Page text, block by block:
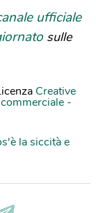
ufficiale
sulle
Creative
-
la siccità e